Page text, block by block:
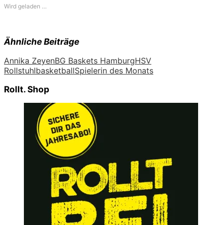
Wird geladen …
Ähnliche Beiträge
Annika ZeyenBG Baskets HamburgHSV
RollstuhlbasketballSpielerin des Monats
Rollt. Shop